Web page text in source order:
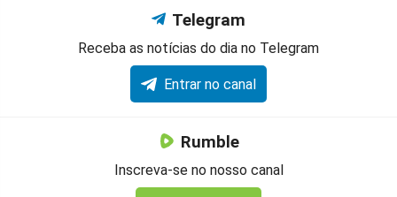
Telegram
Receba as notícias do dia no Telegram
Entrar no canal
Rumble
Inscreva-se no nosso canal